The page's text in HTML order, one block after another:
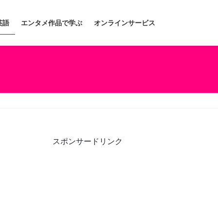
語 エンタメ作品で学ぶ オンラインサービス
スポンサードリンク